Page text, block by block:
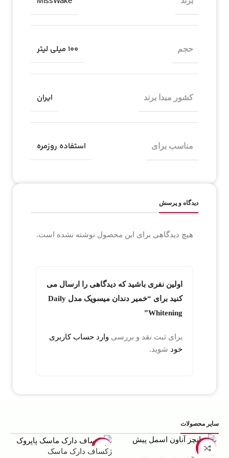
حجم ۱۰۰ میلی لیتر
کشور مبدا برند ایران
مناسب برای استفاده روزمره
دیدگاه و پرسش
هیچ دیدگاهی برای این محصول نوشته نشده است.
اولین نفری باشید که دیدگاهی را ارسال می
کنید برای “خمیر دندان میسویک مدل Daily
Whitening”
برای ثبت نقد و بررسی وارد حساب کاربری
خود شوید.
سایر محصولات
-13%
-22%
ژکساف دارک ماسک